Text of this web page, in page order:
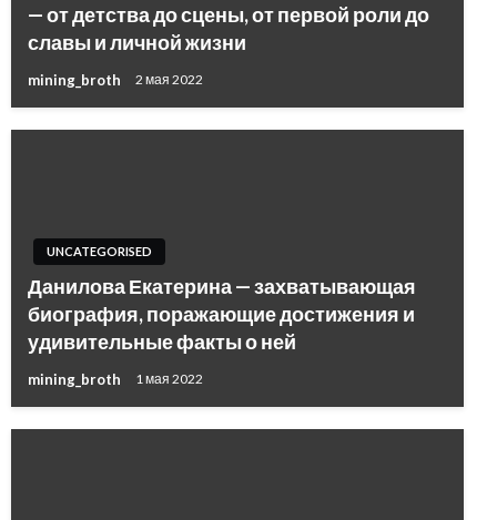
— от детства до сцены, от первой роли до
славы и личной жизни
mining_broth 2 мая 2022
UNCATEGORISED
Данилова Екатерина — захватывающая
биография, поражающие достижения и
удивительные факты о ней
mining_broth 1 мая 2022